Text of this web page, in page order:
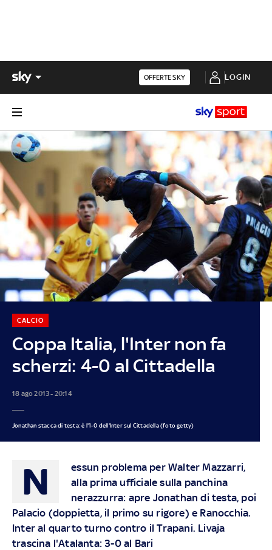
OFFERTE SKY LOGIN
Coppa Italia, l'Inter non fa
scherzi: 4-0 al Cittadella
CALCIO
18 ago 2013 - 20:14
Jonathan stacca di testa: è l'1-0 dell'Inter sul Cittadella (foto getty)
N
essun problema per Walter Mazzarri,
alla prima ufficiale sulla panchina
nerazzurra: apre Jonathan di testa, poi
Palacio (doppietta, il primo su rigore) e Ranocchia.
Inter al quarto turno contro il Trapani. Livaja
trascina l'Atalanta: 3-0 al Bari